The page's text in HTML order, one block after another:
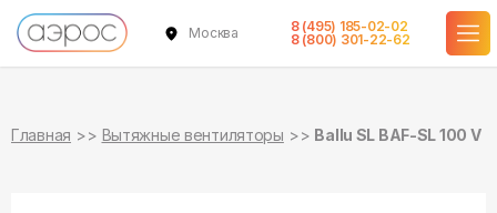
Москва
8 (495) 185-02-02
8 (800) 301-22-62
Главная Вытяжные вентиляторы Ballu SL BAF-SL 100 V
в наличии
в наличии